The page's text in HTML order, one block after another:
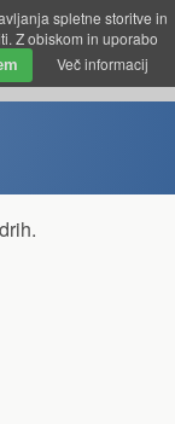
spletne storitve in
Z obiskom in uporabo
Več informacij